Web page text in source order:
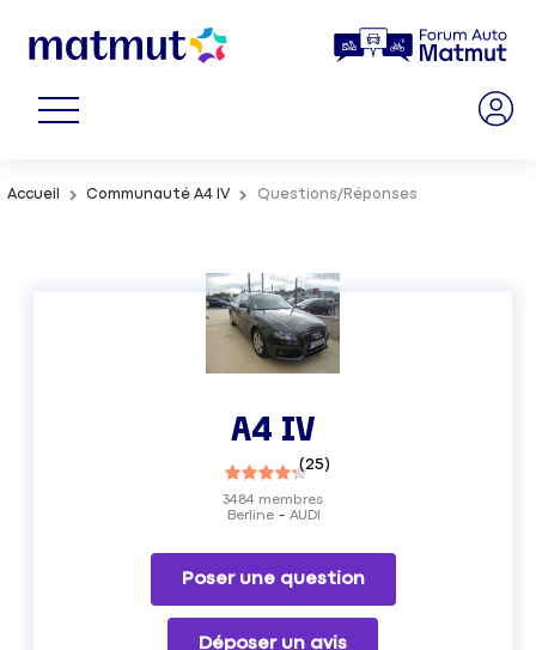
Accueil Communauté A4 IV Questions/Réponses
A4 IV
(25)
Berline AUDI
3484 membres
Poser une question
Déposer un avis